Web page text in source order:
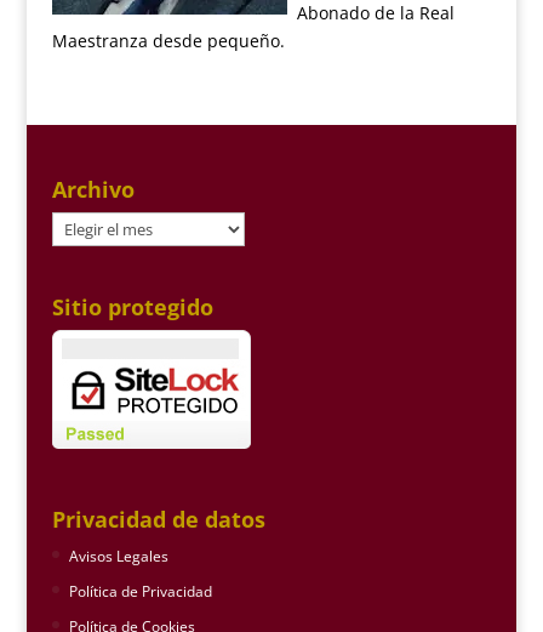
Abonado de la Real
Maestranza desde pequeño.
Archivo
Archivo
Sitio protegido
Privacidad de datos
Avisos Legales
Política de Privacidad
Política de Cookies